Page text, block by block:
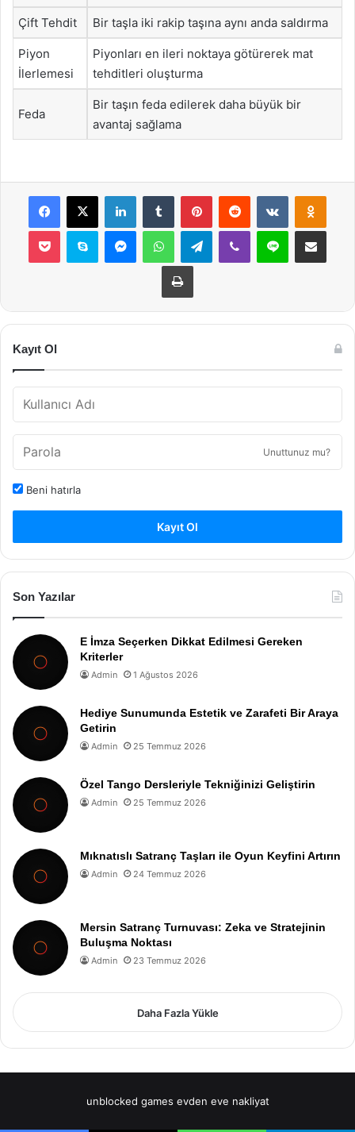
Çift Tehdit Bir taşla iki rakip taşına aynı anda saldırma
Piyon
İlerlemesi
Piyonları en ileri noktaya götürerek mat
tehditleri oluşturma
Feda
Bir taşın feda edilerek daha büyük bir
avantaj sağlama
Facebook
X LinkedInTumblr PinterestReddit VKontakte
Pocket Skype MessengerWhatsAppTelegramViber Line E-Posta ile
Yazdır
Kayıt Ol
Unuttunuz mu?
Beni hatırla
Kayıt Ol
Son Yazılar
E İmza Seçerken Dikkat Edilmesi Gereken
Kriterler
Admin 1 Ağustos 2026
Hediye Sunumunda Estetik ve Zarafeti Bir Araya
Getirin
Admin 25 Temmuz 2026
Özel Tango Dersleriyle Tekniğinizi Geliştirin
Admin 25 Temmuz 2026
Mıknatıslı Satranç Taşları ile Oyun Keyfini Artırın
Admin 24 Temmuz 2026
Mersin Satranç Turnuvası: Zeka ve Stratejinin
Buluşma Noktası
Admin 23 Temmuz 2026
Daha Fazla Yükle
unblocked games evden eve nakliyat